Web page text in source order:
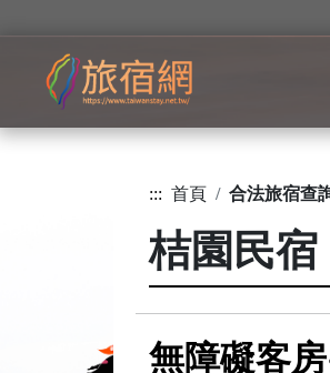
::: 首頁 合法旅宿查
桔園民宿
無障礙客